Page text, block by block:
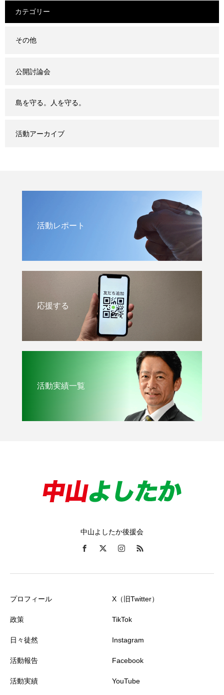
カテゴリー
その他
公開討論会
島を守る。人を守る。
活動アーカイブ
活動レポート
応援する
活動実績一覧
中山よしたか後援会
プロフィール
政策
日々徒然
活動報告
活動実績
X（旧Twitter）
TikTok
Instagram
Facebook
YouTube